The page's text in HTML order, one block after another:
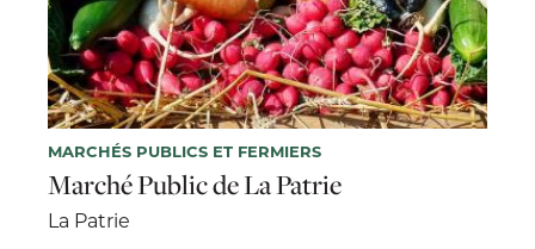
MARCHÉS PUBLICS ET FERMIERS
Marché Public de La Patrie
La Patrie